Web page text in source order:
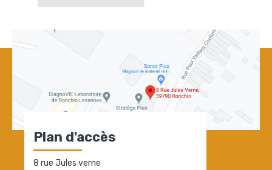
Plan d'accès
8 rue Jules verne